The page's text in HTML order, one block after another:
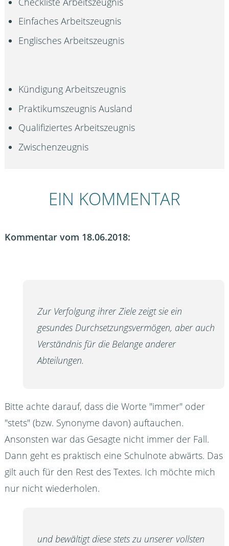
Einfaches Arbeitszeugnis
Englisches Arbeitszeugnis
Kündigung Arbeitszeugnis
Praktikumszeugnis Ausland
Qualifiziertes Arbeitszeugnis
Zwischenzeugnis
EIN KOMMENTAR
Kommentar vom 18.06.2018:
Zur Verfolgung ihrer Ziele zeigt sie ein
gesundes Durchsetzungsvermögen, aber auch
Verständnis für die Belange anderer
Abteilungen.
Bitte achte darauf, dass die Worte "immer" oder
"stets" (bzw. Synonyme davon) auftauchen.
Ansonsten war das Gesagte nicht immer der Fall.
Dann geht es praktisch eine Schulnote abwärts. Das
gilt auch für den Rest des Textes. Ich möchte mich
nur nicht wiederholen.
und bewältigt diese stets zu unserer vollsten